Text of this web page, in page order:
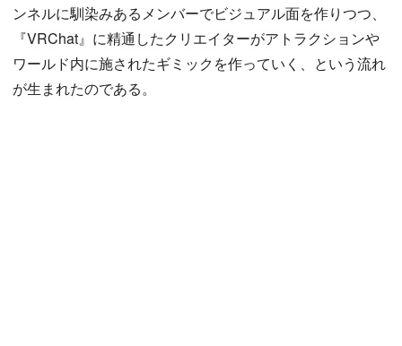
ンネルに馴染みあるメンバーでビジュアル面を作りつつ、
『VRChat』に精通したクリエイターがアトラクションや
ワールド内に施されたギミックを作っていく、という流れ
が生まれたのである。